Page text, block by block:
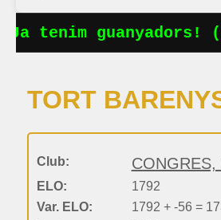
tenim guanyadors!
TORT
Club: CONGRES,
ELO:
1792
Var. ELO:
1792 + -56 =